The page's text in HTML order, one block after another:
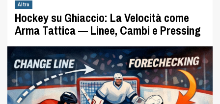
Altro
Hockey su Ghiaccio: La Velocità come
Arma Tattica — Linee, Cambi e Pressing